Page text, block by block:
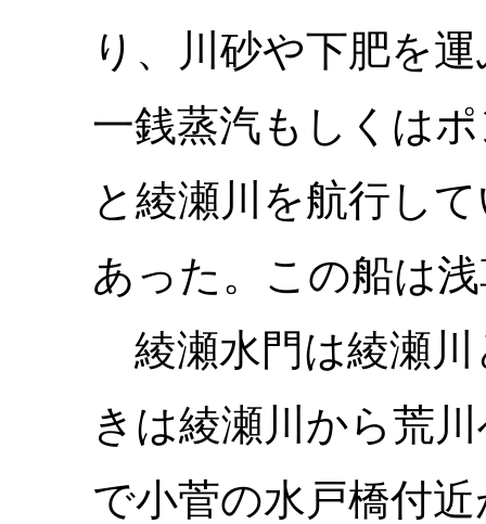
り、川砂や下肥を
一銭蒸汽もしくは
と綾瀬川を航行し
あった。この船は
綾瀬水門は綾瀬川
きは綾瀬川から荒
で小菅の水戸橋付